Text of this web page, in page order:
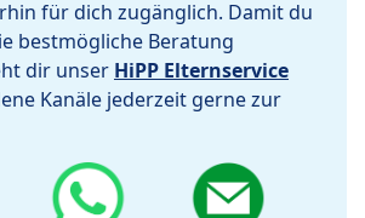
für dich zugänglich. Damit du
bestmögliche Beratung
dir unser HiPP Elternservice
Kanäle jederzeit gerne zur